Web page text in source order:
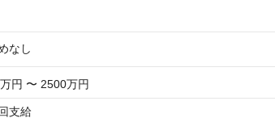
なし
円 〜 2500万円
支給